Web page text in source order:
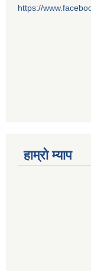
https://
हाम्राे म्याप